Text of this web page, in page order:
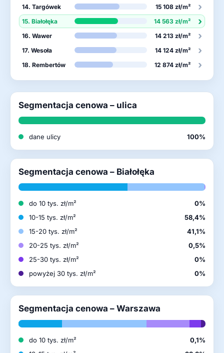
14. Targówek 15 108 zł/m² ›
15. Białołęka 14 563 zł/m² ›
16. Wawer 14 213 zł/m² ›
17. Wesoła 14 124 zł/m² ›
18. Rembertów 12 874 zł/m² ›
Segmentacja cenowa – ulica
dane ulicy 100%
Segmentacja cenowa – Białołęka
do 10 tys. zł/m²
0%
10-15 tys. zł/m²
58,4%
15-20 tys. zł/m²
41,1%
20-25 tys. zł/m²
0,5%
25-30 tys. zł/m²
0%
powyżej 30 tys. zł/m²
0%
Segmentacja cenowa – Warszawa
do 10 tys. zł/m²
0,1%